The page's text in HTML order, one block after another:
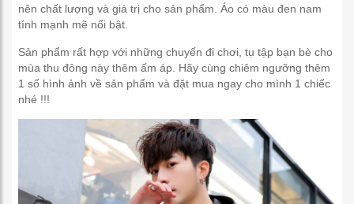
nên chất lượng và giá trị cho sản phẩm. Áo có màu đen nam
tính mạnh mẽ nổi bật.
Sản phẩm rất hợp với những chuyến đi chơi, tụ tập bạn bè cho
mùa thu đông này thêm ấm áp. Hãy cùng chiêm ngưỡng thêm
1 số hình ảnh về sản phẩm và đặt mua ngay cho mình 1 chiếc
nhé !!!